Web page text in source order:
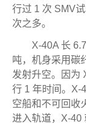
行过 1 次 SMV
次之多。
X-40A 长 6.7
吨，机身采用碳
发射升空。因为
行 1 年时间。X-
空船和不可回收
进入轨道，X-40